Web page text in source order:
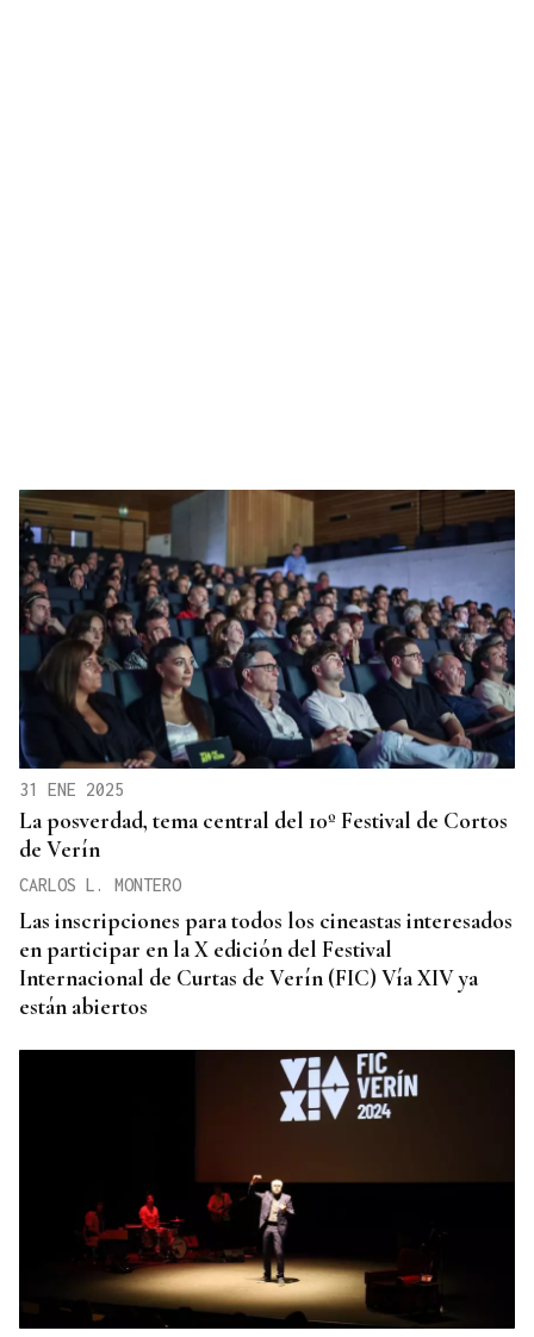
31 ENE 2025
La posverdad, tema central del 10º Festival de Cortos
de Verín
CARLOS L. MONTERO
Las inscripciones para todos los cineastas interesados
en participar en la X edición del Festival
Internacional de Curtas de Verín (FIC) Vía XIV ya
están abiertos